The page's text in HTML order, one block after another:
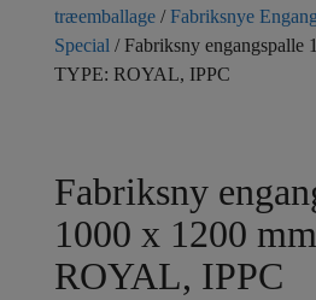
træemballage /Fabriksnye
Special / Fabriksny engangspalle
TYPE: ROYAL, IPPC
Fabriksny
1000 x 1200
ROYAL, IPPC